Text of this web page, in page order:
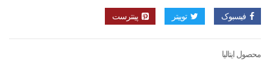
فیسبوک توییتر پینترست
محصول ایتالیا